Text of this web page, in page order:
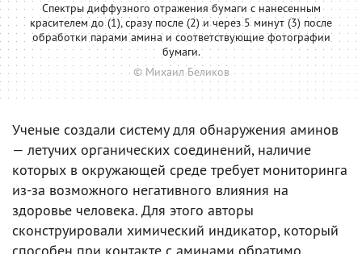
Спектры диффузного отражения бумаги с нанесенным
красителем до (1), сразу после (2) и через 5 минут (3) после
обработки парами амина и соответствующие фотографии
бумаги.
© Михаил Беликов
Ученые создали систему для обнаружения аминов
— летучих органических соединений, наличие
которых в окружающей среде требует мониторинга
из-за возможного негативного влияния на
здоровье человека. Для этого авторы
сконструировали химический индикатор, который
способен при контакте с аминами обратимо